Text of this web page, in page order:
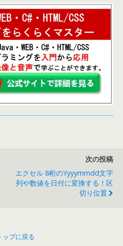
次の投稿
エクセル 8桁のyyyymmdd文字
列や数値を日付に変換する！区
切り位置
ップに戻る